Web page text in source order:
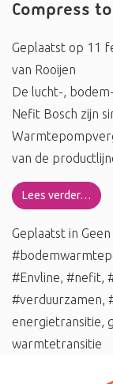
Compress
Geplaatst op 11
van Rooijen
De lucht-,
Nefit Bosch zijn
van de
Lees verder…
Geplaatst in
#Envline, #nefit,
#verduurzamen,
energietransitie,
warmtetransitie